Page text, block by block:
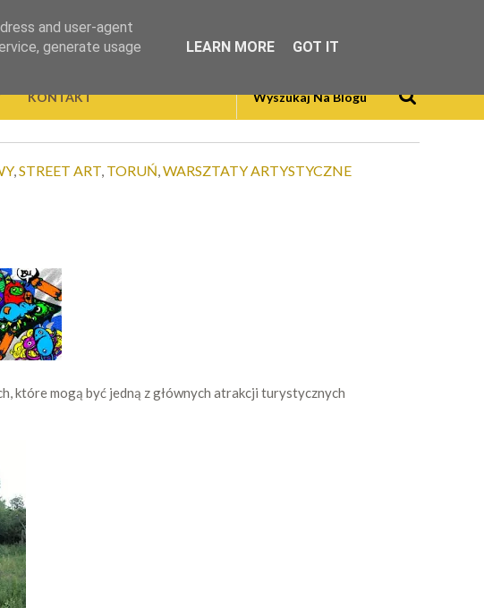
KONTAKT
,STREET ART, TORUŃ,WARSZTATY ARTYSTYCZNE
które mogą być jedną z głównych atrakcji turystycznych
and user-agent
generate usage
LEARN MORE GOT IT